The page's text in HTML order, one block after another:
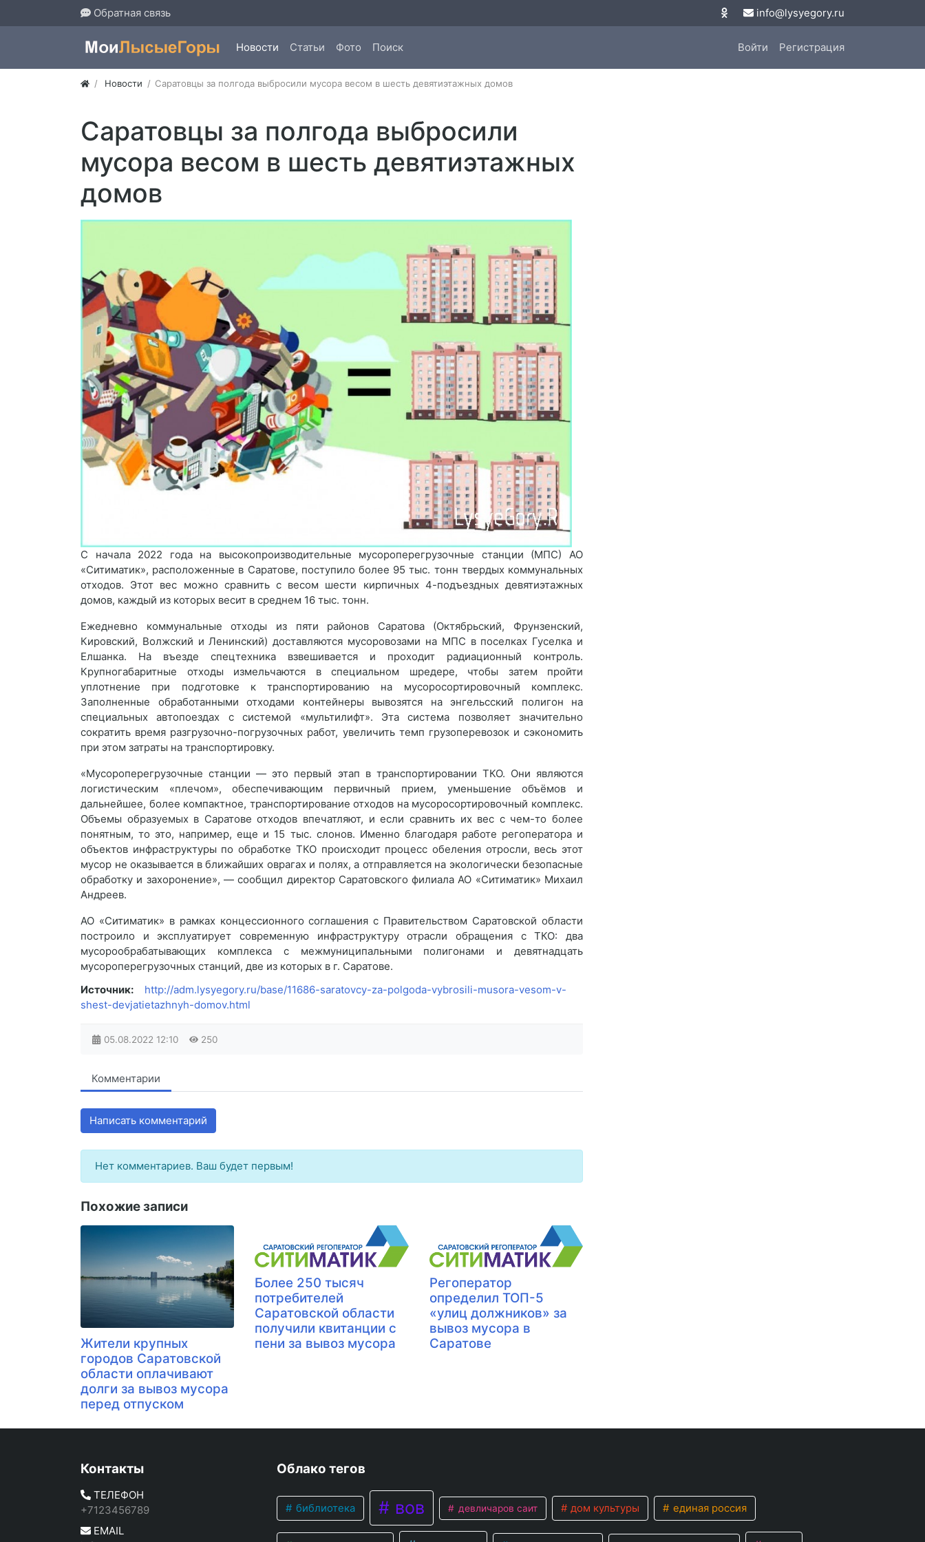
Обратная связь info@lysyegory.ru
Новости Статьи Фото Поиск Войти Регистрация
Новости ​Саратовцы за полгода выбросили мусора весом в шесть девятиэтажных домов
​Саратовцы за полгода выбросили
мусора весом в шесть девятиэтажных
домов
С начала 2022 года на высокопроизводительные мусороперегрузочные станции (МПС) АО
«Ситиматик», расположенные в Саратове, поступило более 95 тыс. тонн твердых коммунальных
отходов. Этот вес можно сравнить с весом шести кирпичных 4-подъездных девятиэтажных
домов, каждый из которых весит в среднем 16 тыс. тонн.
Ежедневно коммунальные отходы из пяти районов Саратова (Октябрьский, Фрунзенский,
Кировский, Волжский и Ленинский) доставляются мусоровозами на МПС в поселках Гуселка и
Елшанка. На въезде спецтехника взвешивается и проходит радиационный контроль.
Крупногабаритные отходы измельчаются в специальном шредере, чтобы затем пройти
уплотнение при подготовке к транспортированию на мусоросортировочный комплекс.
Заполненные обработанными отходами контейнеры вывозятся на энгельсский полигон на
специальных автопоездах с системой «мультилифт». Эта система позволяет значительно
сократить время разгрузочно-погрузочных работ, увеличить темп грузоперевозок и сэкономить
при этом затраты на транспортировку.
«Мусороперегрузочные станции — это первый этап в транспортировании ТКО. Они являются
логистическим «плечом», обеспечивающим первичный прием, уменьшение объёмов и
дальнейшее, более компактное, транспортирование отходов на мусоросортировочный комплекс.
Объемы образуемых в Саратове отходов впечатляют, и если сравнить их вес с чем-то более
понятным, то это, например, еще и 15 тыс. слонов. Именно благодаря работе регоператора и
объектов инфраструктуры по обработке ТКО происходит процесс обеления отросли, весь этот
мусор не оказывается в ближайших оврагах и полях, а отправляется на экологически безопасные
обработку и захоронение», — сообщил директор Саратовского филиала АО «Ситиматик» Михаил
Андреев.
АО «Ситиматик» в рамках концессионного соглашения с Правительством Саратовской области
построило и эксплуатирует современную инфраструктуру отрасли обращения с ТКО: два
мусорообрабатывающих комплекса с межмуниципальными полигонами и девятнадцать
мусороперегрузочных станций, две из которых в г. Саратове.
Источник:
http://adm.lysyegory.ru/base/11686-saratovcy-za-polgoda-vybrosili-musora-vesom-v-
shest-devjatietazhnyh-domov.html
05.08.2022 12:10 250
Комментарии
Написать комментарий
Нет комментариев. Ваш будет первым!
Похожие записи
Жители крупных
городов Саратовcкой
области оплачивают
долги за вывоз мусора
перед отпуском
Более 250 тысяч
потребителей
Саратовской области
получили квитанции с
пени за вывоз мусора
Регоператор
определил ТОП-5
«улиц должников» за
вывоз мусора в
Саратове
Контакты
ТЕЛЕФОН
+7123456789
EMAIL
Облако тегов
библиотека вов девличаров саит дом культуры единая россия